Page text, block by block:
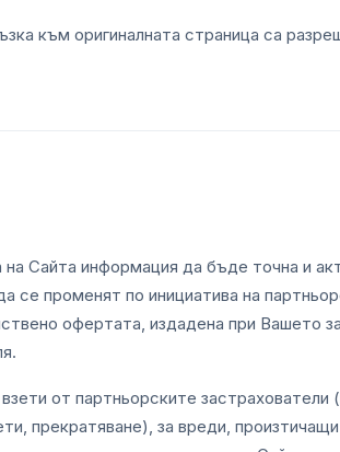
към оригиналната страница са
на Сайта информация да бъде точна и
се променят по инициатива на
офертата, издадена при Вашето
от партньорските застрахователи
прекратяване), за вреди,